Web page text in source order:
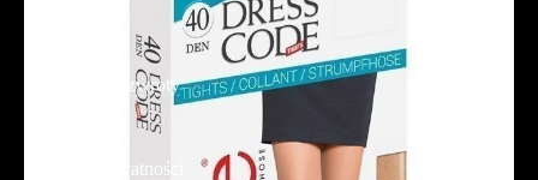
Reklamacje i zwroty
Polityka prywatności